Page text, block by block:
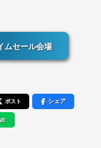
ムセール会場
ポスト シェア